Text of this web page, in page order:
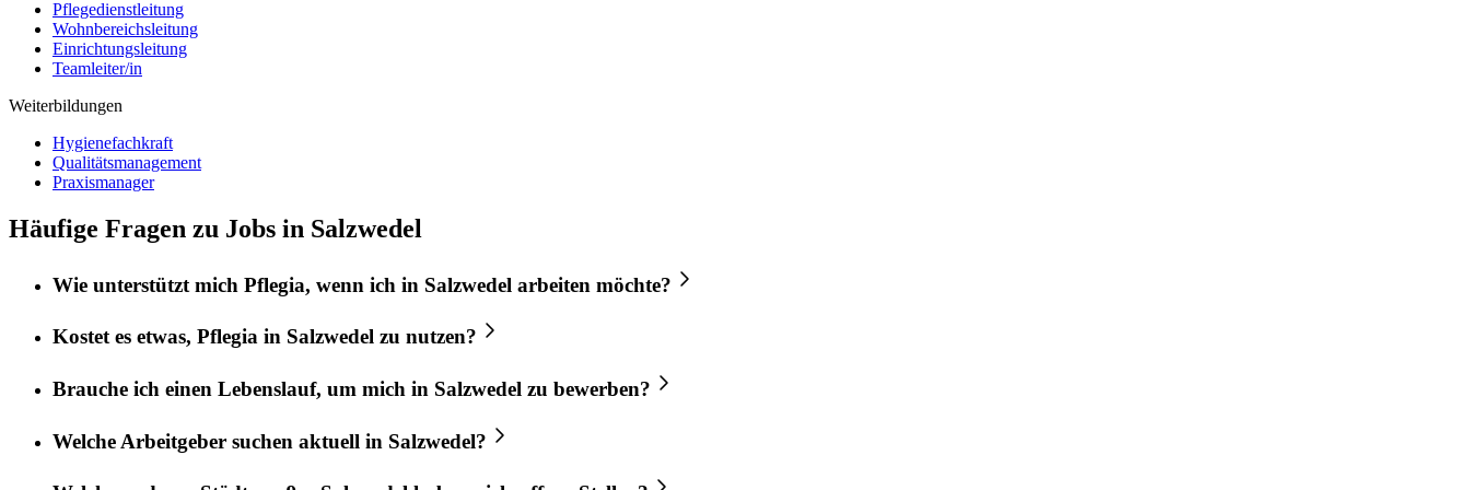
Pflegedienstleitung
Wohnbereichsleitung
Einrichtungsleitung
Teamleiter/in
Weiterbildungen
Hygienefachkraft
Qualitätsmanagement
Praxismanager
Häufige Fragen zu Jobs in Salzwedel
Wie unterstützt mich Pflegia, wenn ich in Salzwedel arbeiten möchte?
Kostet es etwas, Pflegia in Salzwedel zu nutzen?
Brauche ich einen Lebenslauf, um mich in Salzwedel zu bewerben?
Welche Arbeitgeber suchen aktuell in Salzwedel?